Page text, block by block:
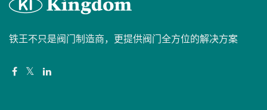
铁王不只是阀门制造商，更提供阀门全方位的解决方案